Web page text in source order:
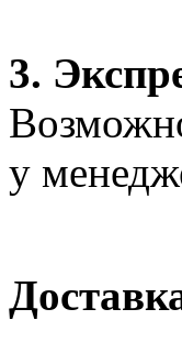
3.
у